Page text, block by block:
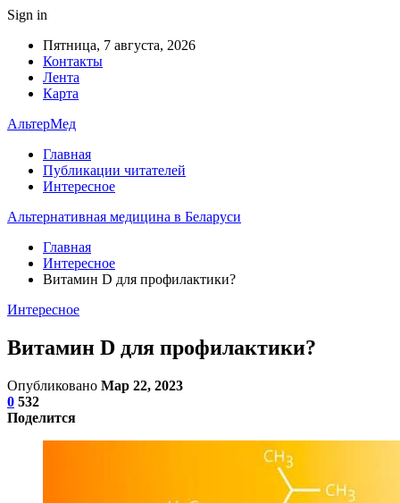
Sign in
Пятница, 7 августа, 2026
Контакты
Лента
Карта
АльтерМед
Главная
Публикации читателей
Интересное
Альтернативная медицина в Беларуси
Главная
Интересное
Витамин D для профилактики?
Интересное
Витамин D для профилактики?
Опубликовано Мар 22, 2023
0 532
Поделится